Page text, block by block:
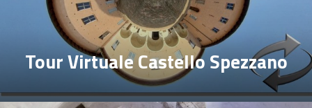
Tour Virtuale Castello Spezzano